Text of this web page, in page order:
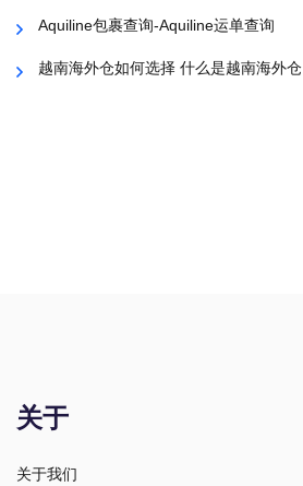
Aquiline包裹查询-Aquiline运单查询
越南海外仓如何选择 什么是越南海外仓
关于
关于我们